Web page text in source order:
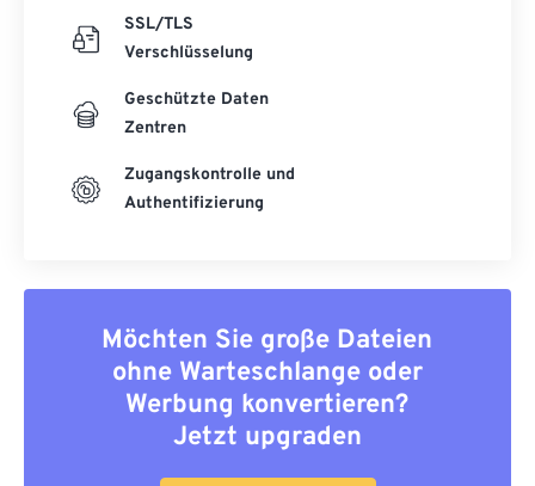
SSL/TLS
Verschlüsselung
Geschützte Daten
Zentren
Zugangskontrolle und
Authentifizierung
Möchten Sie große Dateien
ohne Warteschlange oder
Werbung konvertieren?
Jetzt upgraden